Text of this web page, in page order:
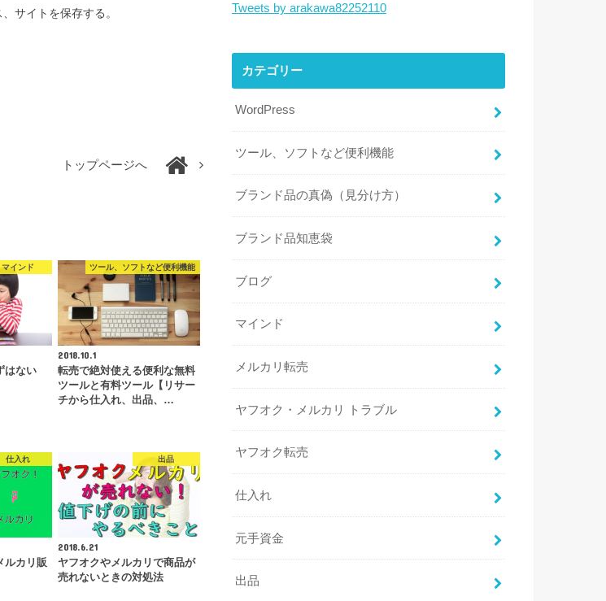
サイトを保存する。
トップページへ
マインド
はない
ツール、ソフトなど便利機能
2018.10.1
転売で絶対使える便利な無料
ツールと有料ツール【リサー
チから仕入れ、出品、…
仕入れ
ルカリ販
出品
2018.6.21
ヤフオクやメルカリで商品が
売れないときの対処法
Tweets by arakawa82252110
カテゴリー
WordPress
ツール、ソフトなど便利機能
ブランド品の真偽（見分け方）
ブランド品知恵袋
ブログ
マインド
メルカリ転売
ヤフオク・メルカリ トラブル
ヤフオク転売
仕入れ
元手資金
出品